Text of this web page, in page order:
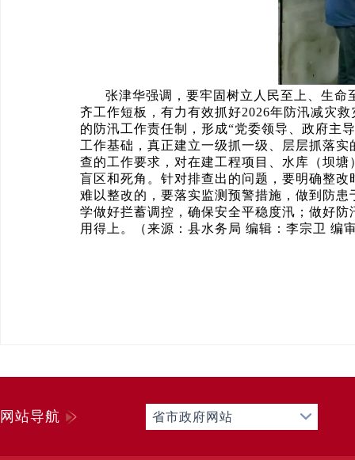
张津华强调，要牢固树立人民至上、生
齐工作短板，有力有效抓好2026年防汛减灾
的防汛工作责任制，形成“党委领导、政府主
工作基础，真正建立一级抓一级、层层抓落
查的工作要求，对在建工程项目、水库（坝
盲区和死角。针对排查出的问题，要明确整
难以整改的，要落实监测预警措施，做到防
学做好拦蓄调控，确保安全平稳度汛；做好
用得上。（来源：县水务局 编辑：李宗卫 编
网站导航 省市政府网站